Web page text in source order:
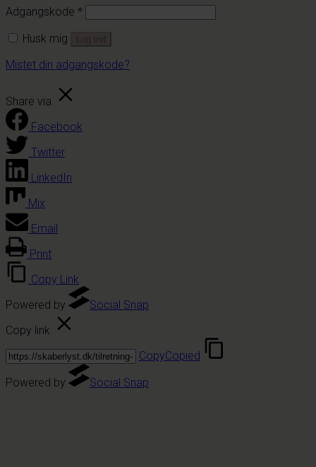
Adgangskode *
Husk mig
Mistet din adgangskode?
Share via
Facebook
Twitter
LinkedIn
Mix
Email
Print
Copy Link
Powered by
Social Snap
Copy link
CopyCopied
Powered by
Social Snap